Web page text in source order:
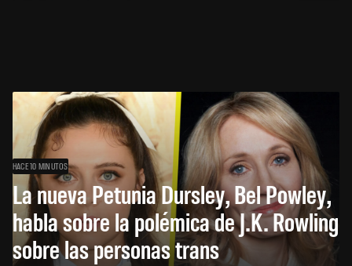
HACE 10 MINUTOS
La nueva Petunia Dursley, Bel Powley,
habla sobre la polémica de J.K. Rowling
sobre las personas trans